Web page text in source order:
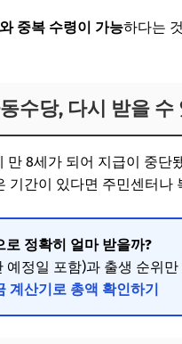
중복 수령이 가능하다는
수당, 다시 받을 수
만 8세가 되어 지급이 중
기간이 있다면 주민센터나
로 정확히 얼마 받을까?
예정일 포함)과 출생 순위
계산기로 총액 확인하기